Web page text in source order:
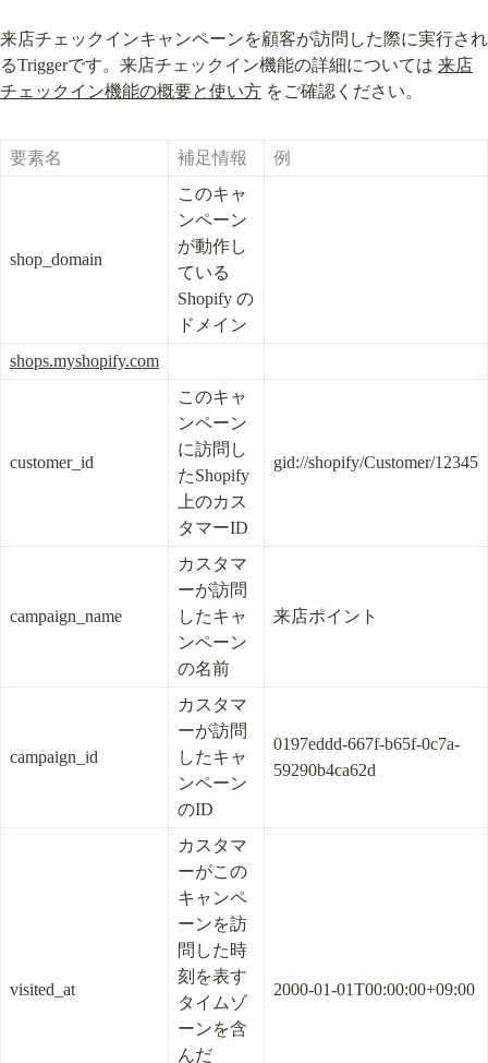
来店チェックインキャンペーンを顧客が訪問した際に実行され
るTriggerです。来店チェックイン機能の詳細については 来店
チェックイン機能の概要と使い方 をご確認ください。
要素名 補足情報 例
shop_domain
このキャ
ンペーン
が動作し
ている
Shopify の
ドメイン
shops.myshopify.com
customer_id
このキャ
ンペーン
に訪問し
たShopify
上のカス
タマーID
gid://shopify/Customer/12345
campaign_name
カスタマ
ーが訪問
したキャ
ンペーン
の名前
来店ポイント
campaign_id
カスタマ
ーが訪問
したキャ
ンペーン
のID
0197eddd-667f-b65f-0c7a-
59290b4ca62d
visited_at
カスタマ
ーがこの
キャンペ
ーンを訪
問した時
刻を表す
タイムゾ
ーンを含
んだ
2000-01-01T00:00:00+09:00